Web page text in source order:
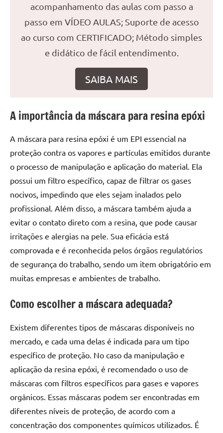
peças
únicas.
as
práticas
e
tendências
para
criar
mesa
de
resinada
de
alta
qualidade,
como
populares
Tables
mesas
de
tampinhas
resinadas.
acompanhamento das aulas com passo a
passo em VÍDEO AULAS; Suporte de acesso
ao curso com CERTIFICADO; Método simples
e didático de fácil entendimento.
SAIBA MAIS
A importância da máscara para resina epóxi
A máscara para resina epóxi é um EPI essencial na
proteção contra os vapores e partículas emitidos durante
o processo de manipulação e aplicação do material. Ela
possui um filtro específico, capaz de filtrar os gases
nocivos, impedindo que eles sejam inalados pelo
profissional. Além disso, a máscara também ajuda a
evitar o contato direto com a resina, que pode causar
irritações e alergias na pele. Sua eficácia está
comprovada e é reconhecida pelos órgãos regulatórios
de segurança do trabalho, sendo um item obrigatório em
muitas empresas e ambientes de trabalho.
Como escolher a máscara adequada?
Existem diferentes tipos de máscaras disponíveis no
mercado, e cada uma delas é indicada para um tipo
específico de proteção. No caso da manipulação e
aplicação da resina epóxi, é recomendado o uso de
máscaras com filtros específicos para gases e vapores
orgânicos. Essas máscaras podem ser encontradas em
diferentes níveis de proteção, de acordo com a
concentração dos componentes químicos utilizados. É